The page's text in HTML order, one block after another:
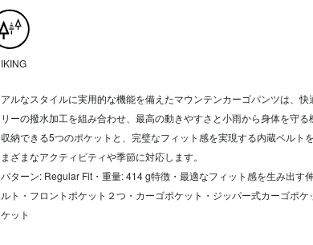
ルなスタイルに実用的な機能を備えたマウンテンカーゴパンツは、快
ーの撥水加工を組み合わせ、最高の動きやすさと小雨から身体を守
納できる5つのポケットと、完璧なフィット感を実現する内蔵ベルト
ざまなアクティビティや季節に対応します。
パターン: Regular Fit・重量: 414 g特徴・最適なフィット感を生み出す
ト・フロントポケット２つ・カーゴポケット・ジッパー式カーゴポケ
ット